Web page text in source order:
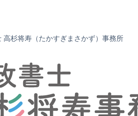
高杉将寿（たかすぎまさかず）事務所